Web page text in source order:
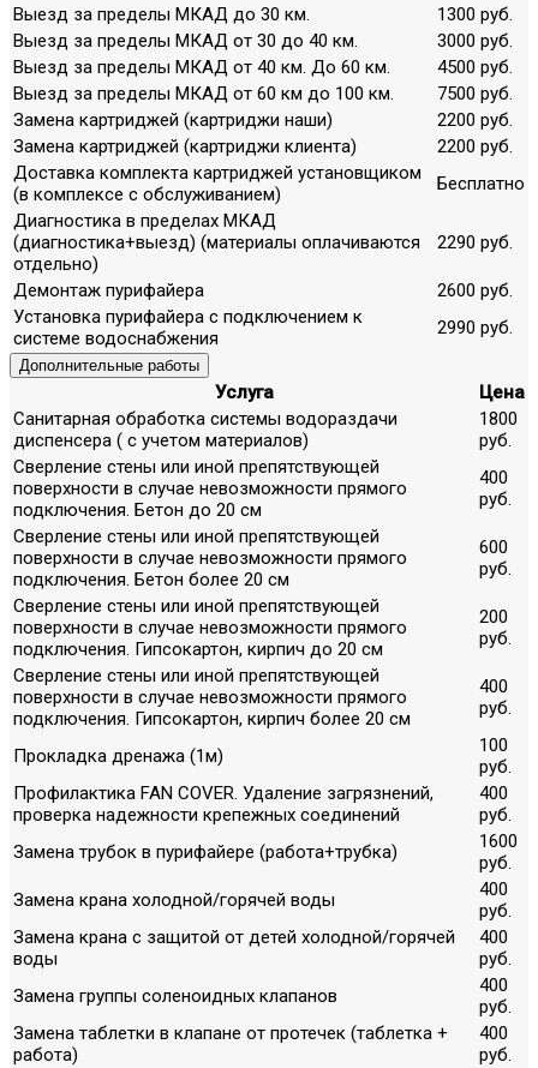
Выезд за пределы МКАД до 30 км.
1300 руб.
Выезд за пределы МКАД от 30 до 40 км.
3000 руб.
Выезд за пределы МКАД от 40 км. До 60 км.
4500 руб.
Выезд за пределы МКАД от 60 км до 100 км.
7500 руб.
Замена картриджей (картриджи наши)
2200 руб.
Замена картриджей (картриджи клиента)
2200 руб.
Доставка комплекта картриджей установщиком
(в комплексе с обслуживанием)
Бесплатно
Диагностика в пределах МКАД
(диагностика+выезд) (материалы оплачиваются
отдельно)
2290 руб.
Демонтаж пурифайера
2600 руб.
Установка пурифайера с подключением к
системе водоснабжения
2990 руб.
Дополнительные работы
Услуга
Цена
Санитарная обработка системы водораздачи
диспенсера ( с учетом материалов)
1800
руб.
Сверление стены или иной препятствующей
поверхности в случае невозможности прямого
подключения. Бетон до 20 см
400
руб.
Сверление стены или иной препятствующей
поверхности в случае невозможности прямого
подключения. Бетон более 20 см
600
руб.
Сверление стены или иной препятствующей
поверхности в случае невозможности прямого
подключения. Гипсокартон, кирпич до 20 см
200
руб.
Сверление стены или иной препятствующей
поверхности в случае невозможности прямого
подключения. Гипсокартон, кирпич более 20 см
400
руб.
Прокладка дренажа (1м)
100
руб.
Профилактика FAN COVER. Удаление загрязнений,
проверка надежности крепежных соединений
400
руб.
Замена трубок в пурифайере (работа+трубка)
1600
руб.
Замена крана холодной/горячей воды
400
руб.
Замена крана с защитой от детей холодной/горячей
воды
400
руб.
Замена группы соленоидных клапанов
400
руб.
Замена таблетки в клапане от протечек (таблетка +
работа)
400
руб.